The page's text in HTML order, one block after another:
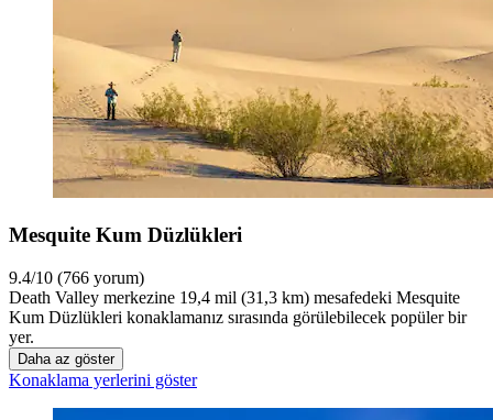
Mesquite Kum Düzlükleri
9.4/10 (766 yorum)
Death Valley merkezine 19,4 mil (31,3 km) mesafedeki Mesquite
Kum Düzlükleri konaklamanız sırasında görülebilecek popüler bir
yer.
Daha az göster
Konaklama yerlerini göster